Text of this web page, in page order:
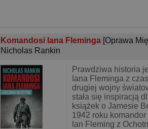
Komandosi Iana Fleminga [Oprawa
Nicholas Rankin
Prawdziwa historia
Iana Fleminga z
drugiej wojny
stała się inspiracją
książek o Jamesie
1942 roku
Ian Fleming z